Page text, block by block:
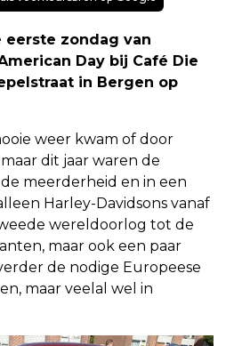
eerste zondag van
Day bij Café Die
in Bergen op
weer kwam of door
dit jaar waren de
meerderheid en in een
Harley-Davidsons vanaf
wereldoorlog tot de
maar ook een paar
de nodige Europeese
maar veelal wel in